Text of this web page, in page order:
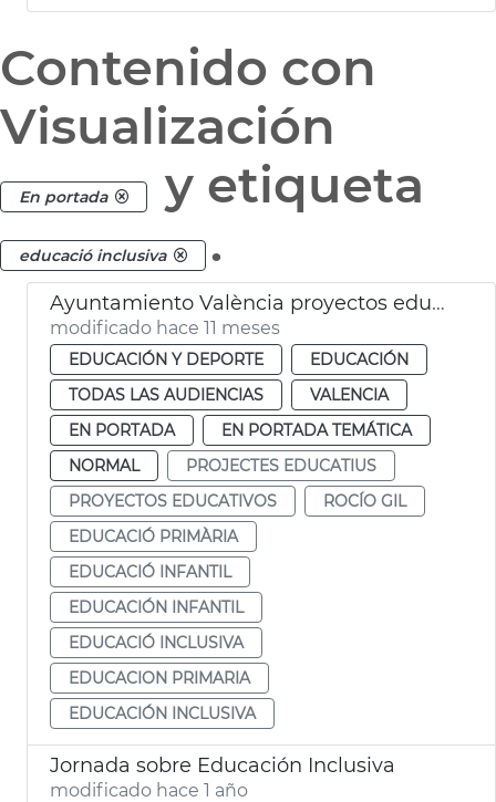
Contenido con
Visualización
En portada y etiqueta
educació inclusiva .
Ayuntamiento València proyectos educación inclusiva
modificado hace 11 meses
EDUCACIÓN Y DEPORTE
EDUCACIÓN
TODAS LAS AUDIENCIAS
VALENCIA
EN PORTADA
EN PORTADA TEMÁTICA
NORMAL
PROJECTES EDUCATIUS
PROYECTOS EDUCATIVOS
ROCÍO GIL
EDUCACIÓ PRIMÀRIA
EDUCACIÓ INFANTIL
EDUCACIÓN INFANTIL
EDUCACIÓ INCLUSIVA
EDUCACION PRIMARIA
EDUCACIÓN INCLUSIVA
Jornada sobre Educación Inclusiva
modificado hace 1 año